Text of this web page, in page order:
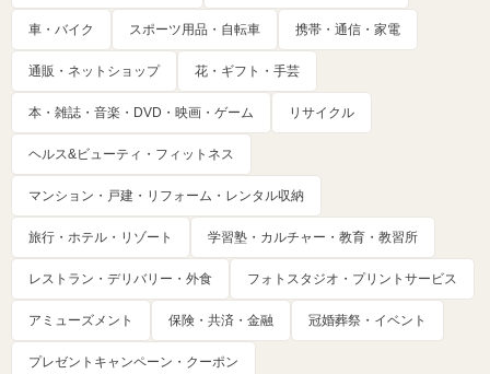
車・バイク スポーツ用品・自転車 携帯・通信・家電
通販・ネットショップ 花・ギフト・手芸
本・雑誌・音楽・DVD・映画・ゲーム リサイクル
ヘルス&ビューティ・フィットネス
マンション・戸建・リフォーム・レンタル収納
旅行・ホテル・リゾート 学習塾・カルチャー・教育・教習所
レストラン・デリバリー・外食 フォトスタジオ・プリントサービス
アミューズメント 保険・共済・金融 冠婚葬祭・イベント
プレゼントキャンペーン・クーポン